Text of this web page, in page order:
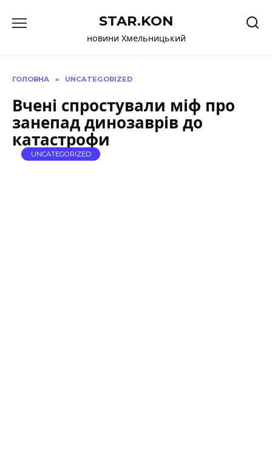
до
STAR.KON
новини Хмельницький
ГОЛОВНА » UNCATEGORIZED
Вчені спростували міф про
занепад динозаврів до
катастрофи
UNCATEGORIZED